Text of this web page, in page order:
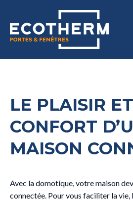
LE PLAISIR
CONFORT
MAISON
Avec la domotique, votre maison
connectée. Pour vous faciliter la vie,